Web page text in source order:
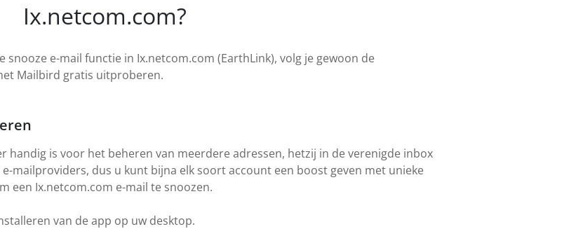
Ix.netcom.com?
e-mail functie in Ix.netcom.com (EarthLink), volg je gewoon de
Mailbird gratis uitproberen.
handig is voor het beheren van meerdere adressen, hetzij in de verenigde inbox
mailproviders, dus u kunt bijna elk soort account een boost geven met unieke
een Ix.netcom.com e-mail te snoozen.
van de app op uw desktop.